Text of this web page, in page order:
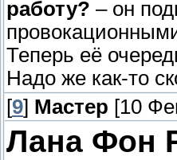
работу? – он
Теперь её
Надо же как-то
[9] Мастер [10
Лана Фон